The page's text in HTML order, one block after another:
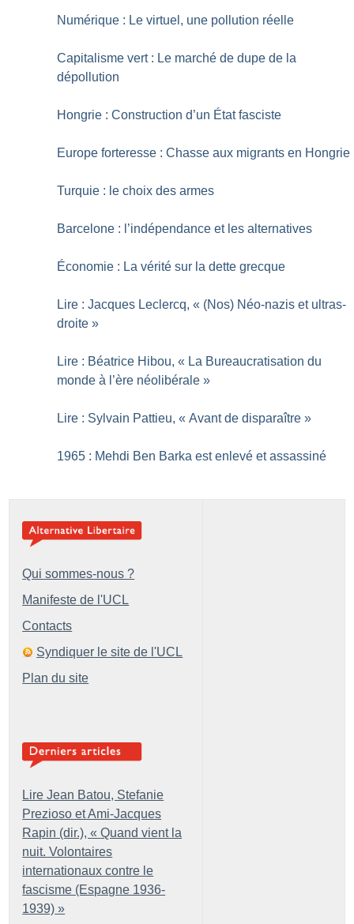
Numérique : Le virtuel, une pollution réelle
Capitalisme vert : Le marché de dupe de la
dépollution
Hongrie : Construction d’un État fasciste
Europe forteresse : Chasse aux migrants en Hongrie
Turquie : le choix des armes
Barcelone : l’indépendance et les alternatives
Économie : La vérité sur la dette grecque
Lire : Jacques Leclercq, « (Nos) Néo-nazis et ultras-
droite »
Lire : Béatrice Hibou, « La Bureaucratisation du
monde à l’ère néolibérale »
Lire : Sylvain Pattieu, « Avant de disparaître »
1965 : Mehdi Ben Barka est enlevé et assassiné
Qui sommes-nous ?
Manifeste de l'UCL
Contacts
Syndiquer le site de l'UCL
Plan du site
Lire Jean Batou, Stefanie
Prezioso et Ami-Jacques
Rapin (dir.), « Quand vient la
nuit. Volontaires
internationaux contre le
fascisme (Espagne 1936-
1939) »